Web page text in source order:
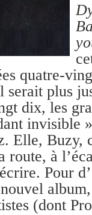
quatre-
plus
dix, les
invisible
Elle, Buzy,
route, à
Pour
(dont